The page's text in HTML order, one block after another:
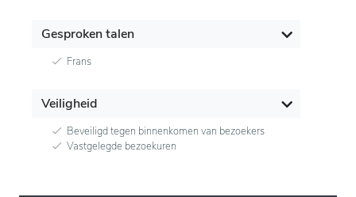
Gesproken talen
Frans
Veiligheid
Beveiligd tegen binnenkomen van bezoekers
Vastgelegde bezoekuren